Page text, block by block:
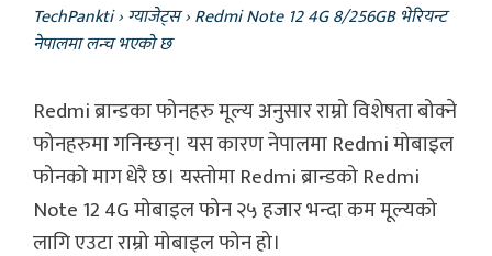
TechPankti›ग्याजेट्स›Redmi Note 12 4G 8/256GB भेरियन्ट
नेपालमा लन्च भएको छ
Redmi ब्रान्डका फोनहरु मूल्य अनुसार राम्रो विशेषता बोक्ने
फोनहरुमा गनिन्छन्। यस कारण नेपालमा Redmi मोबाइल
फोनको माग धेरै छ। यस्तोमा Redmi ब्रान्डको Redmi
Note 12 4G मोबाइल फोन २५ हजार भन्दा कम मूल्यको
लागि एउटा राम्रो मोबाइल फोन हो।